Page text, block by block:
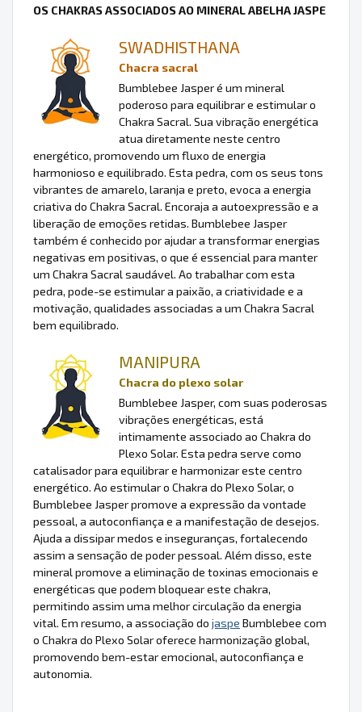
OS CHAKRAS ASSOCIADOS AO MINERAL ABELHA JASPE
SWADHISTHANA
Chacra sacral
Bumblebee Jasper é um mineral
poderoso para equilibrar e estimular o
Chakra Sacral. Sua vibração energética
atua diretamente neste centro
energético, promovendo um fluxo de energia
harmonioso e equilibrado. Esta pedra, com os seus tons
vibrantes de amarelo, laranja e preto, evoca a energia
criativa do Chakra Sacral. Encoraja a autoexpressão e a
liberação de emoções retidas. Bumblebee Jasper
também é conhecido por ajudar a transformar energias
negativas em positivas, o que é essencial para manter
um Chakra Sacral saudável. Ao trabalhar com esta
pedra, pode-se estimular a paixão, a criatividade e a
motivação, qualidades associadas a um Chakra Sacral
bem equilibrado.
MANIPURA
Chacra do plexo solar
Bumblebee Jasper, com suas poderosas
vibrações energéticas, está
intimamente associado ao Chakra do
Plexo Solar. Esta pedra serve como
catalisador para equilibrar e harmonizar este centro
energético. Ao estimular o Chakra do Plexo Solar, o
Bumblebee Jasper promove a expressão da vontade
pessoal, a autoconfiança e a manifestação de desejos.
Ajuda a dissipar medos e inseguranças, fortalecendo
assim a sensação de poder pessoal. Além disso, este
mineral promove a eliminação de toxinas emocionais e
energéticas que podem bloquear este chakra,
permitindo assim uma melhor circulação da energia
vital. Em resumo, a associação do jaspe Bumblebee com
o Chakra do Plexo Solar oferece harmonização global,
promovendo bem-estar emocional, autoconfiança e
autonomia.